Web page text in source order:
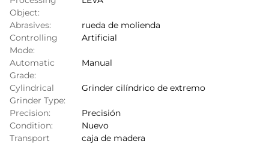
Object:
Abrasives:
rueda de molienda
Controlling
Mode:
Artificial
Automatic
Grade:
Manual
Cylindrical
Grinder Type:
Grinder cilíndrico de extremo
Precision:
Precisión
Condition:
Nuevo
Transport
caja de madera